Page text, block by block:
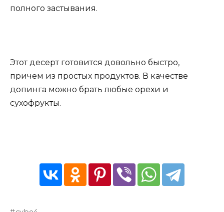
полного застывания.
Этот десерт готовится довольно быстро,
причем из простых продуктов. В качестве
допинга можно брать любые орехи и
сухофрукты.